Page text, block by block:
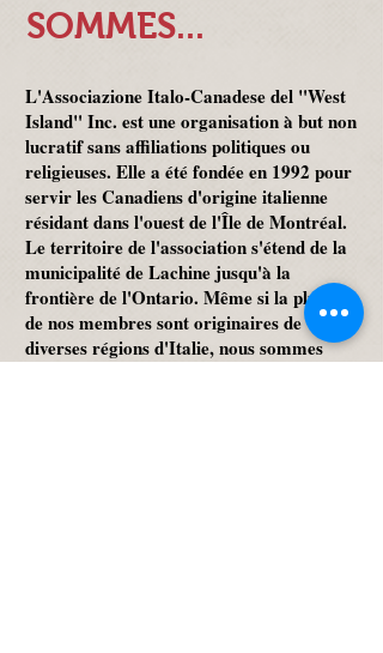
SOMMES...
L'Associazione Italo-Canadese del "West
Island" Inc. est une organisation à but non
lucratif sans affiliations politiques ou
religieuses. Elle a été fondée en 1992 pour
servir les Canadiens d'origine italienne
résidant dans l'ouest de l'Île de Montréal.
Le territoire de l'association s'étend de la
municipalité de Lachine jusqu'à la
frontière de l'Ontario. Même si la plupart
de nos membres sont originaires de
diverses régions d'Italie, nous sommes